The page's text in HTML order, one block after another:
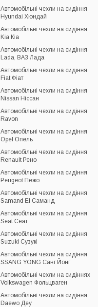
Автомобільні чехли на сидіння
Hyundai Хюндай
Автомобільні чехли на сидіння
Kia Кіа
Автомобільні чехли на сидіння
Lada, ВАЗ Лада
Автомобільні чехли на сидіння
Fiat Фіат
Автомобільні чехли на сидіння
Nissan Ніссан
Автомобільні чехли на сидіння
Ravon
Автомобільні чехли на сидіння
Opel Опель
Автомобільні чехли на сидіння
Renault Рено
Автомобільні чехли на сидіння
Peugeot Пежо
Автомобільні чехли на сидіння
Samand El Саманд
Автомобільні чехли на сидіння
Seat Сеат
Автомобільні чехли на сидіння
Suzuki Сузукі
Автомобільні чехли на сидіння
SSANG YONG Санг Йонг
Автомобільні чехли на сидіннях
Volkswagen Фольцваген
Автомобільні чехли на сидіння
Daewo Деу